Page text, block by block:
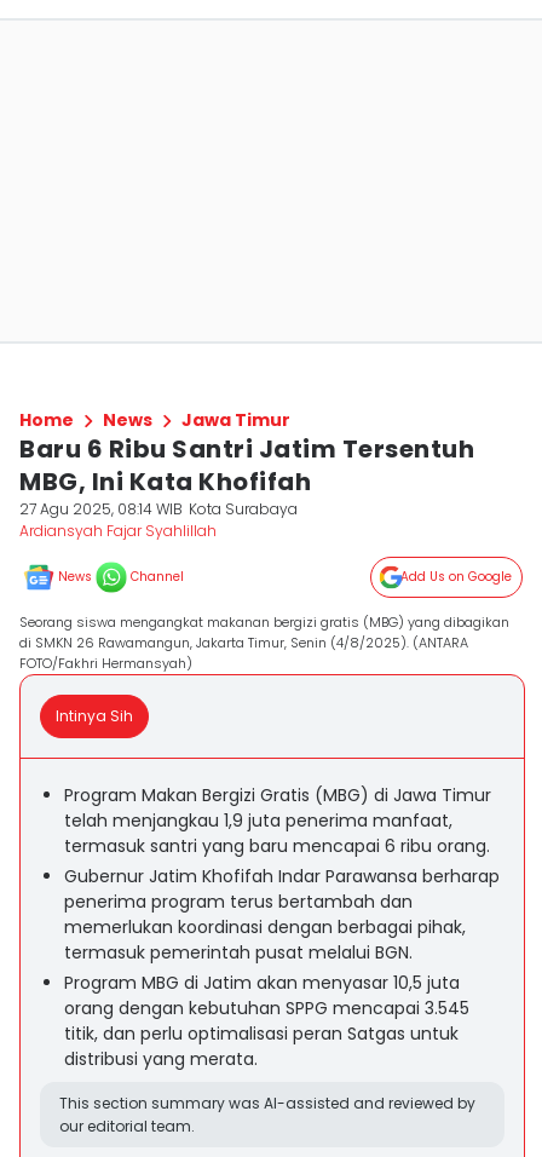
Home News Jawa Timur
Baru 6 Ribu Santri Jatim Tersentuh
MBG, Ini Kata Khofifah
27 Agu 2025, 08:14 WIB Kota Surabaya
Ardiansyah Fajar Syahlillah
News Channel Add Us on Google
Seorang siswa mengangkat makanan bergizi gratis (MBG) yang dibagikan
di SMKN 26 Rawamangun, Jakarta Timur, Senin (4/8/2025). (ANTARA
FOTO/Fakhri Hermansyah)
Intinya Sih
Program Makan Bergizi Gratis (MBG) di Jawa Timur
telah menjangkau 1,9 juta penerima manfaat,
termasuk santri yang baru mencapai 6 ribu orang.
Gubernur Jatim Khofifah Indar Parawansa berharap
penerima program terus bertambah dan
memerlukan koordinasi dengan berbagai pihak,
termasuk pemerintah pusat melalui BGN.
Program MBG di Jatim akan menyasar 10,5 juta
orang dengan kebutuhan SPPG mencapai 3.545
titik, dan perlu optimalisasi peran Satgas untuk
distribusi yang merata.
This section summary was AI-assisted and reviewed by
our editorial team.